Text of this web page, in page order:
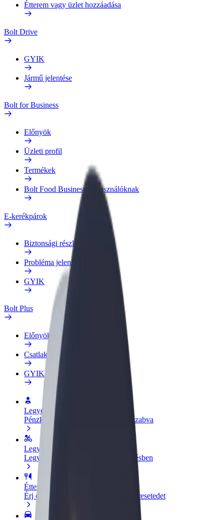
Étterem vagy üzlet hozzáadása
Bolt Drive
GYIK
Jármű jelentése
Bolt for Business
Előnyök
Üzleti profil
Termékek
Bolt Food Business felhasználóknak
E-kerékpárok
Biztonsági részleg
Probléma jelentése
GYIK
Bolt Plus
Előnyök
Csatlakozás
GYIK
Legyél sofőr
Pénzkereseti lehetőség igényeidre szabva
Legyél futár
Legyél futár és részesülj heti kifizetésben
Étterem vagy üzlet hozzáadása
Érj el több felhasználót és növeld keresetedet